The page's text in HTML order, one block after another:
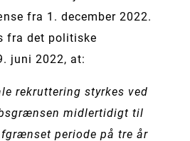
fra 1. december 2022.
fra det politiske
juni 2022, at:
rekruttering styrkes ved
midlertidigt til
periode på tre år